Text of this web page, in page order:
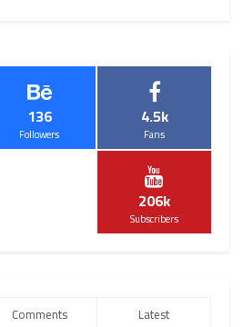
4.5k
Fans
136
Followers
206k
Subscribers
Comments Latest